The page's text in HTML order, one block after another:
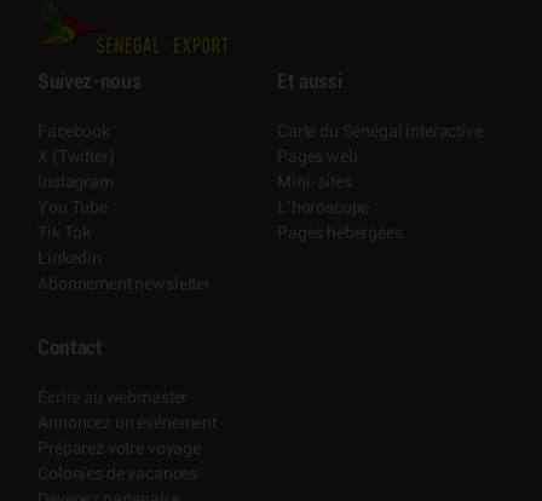
Suivez-nous
Facebook
X (Twitter)
Instagram
You Tube
Tik Tok
Linkedin
Abonnement newsletter
Et aussi
Carte du Sénégal interactive
Pages web
Mini-sites
L’horoscope
Pages hébergées
Contact
Écrire au webmaster
Annoncez un événement
Préparez votre voyage
Colonies de vacances